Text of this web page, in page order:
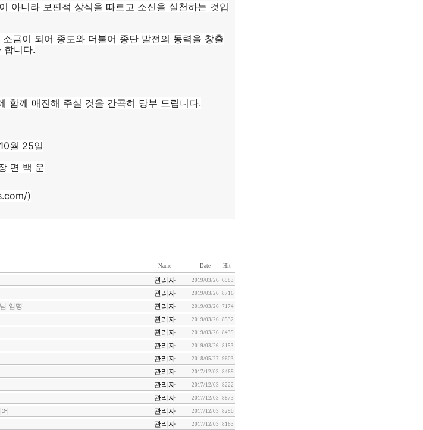
아니라 보편적 상식을 따르고 소신을 실천하는 것입
금이 되어 종도와 더불어 종단 발전의 동력을 창출
합니다.
함께 매진해 주실 것을 간곡히 당부 드립니다.
25일
백 운
)
Name Date Hit
관리자 2019/03/26 6983
관리자 2019/03/26 8716
임명 관리자 2019/03/26 7174
관리자 2019/03/26 8532
관리자 2019/03/26 8439
관리자 2019/03/26 8153
관리자 2018/05/27 9603
관리자 2017/12/03 8469
관리자 2017/12/03 8222
관리자 2017/12/03 8873
관리자 2017/12/03 8290
관리자 2017/12/03 8163